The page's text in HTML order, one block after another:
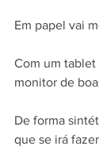
Em papel vai
Com um
monitor de
De forma
que se irá